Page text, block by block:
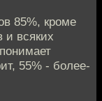
85%, кроме
и всяких
55% - более-